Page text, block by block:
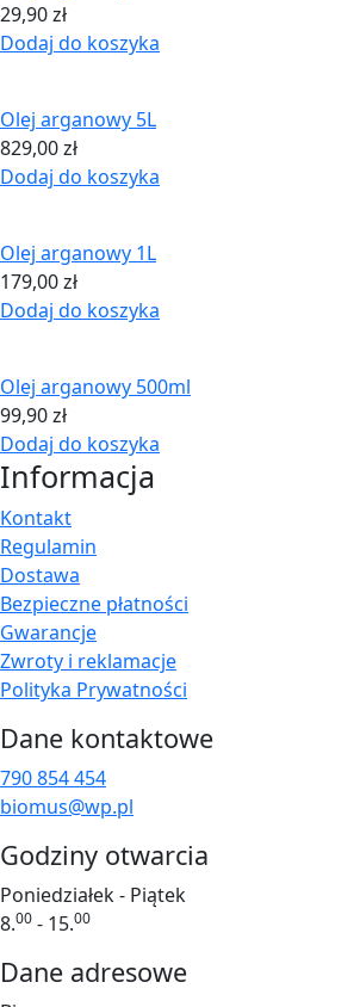
29,90zł
Dodaj do koszyka
Olej arganowy 5L
829,00zł
Dodaj do koszyka
Olej arganowy 1L
179,00zł
Dodaj do koszyka
Olej arganowy 500ml
99,90zł
Dodaj do koszyka
Informacja
Kontakt
Regulamin
Dostawa
Bezpieczne płatności
Gwarancje
Zwroty i reklamacje
Polityka Prywatności
Dane kontaktowe
790 854 454
biomus@wp.pl
Godziny otwarcia
Poniedziałek - Piątek
8.00 - 15.00
Dane adresowe